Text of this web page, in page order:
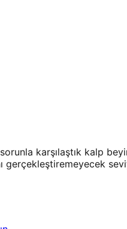
karşılaştık kalp